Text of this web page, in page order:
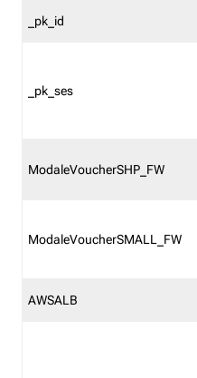
_pk_id
_pk_ses
ModaleVoucherSHP_FW
ModaleVoucherSMALL_FW
AWSALB